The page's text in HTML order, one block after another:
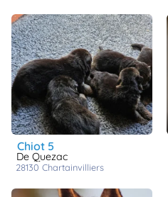
chiot 5
De Quezac
28130 chartainvilliers